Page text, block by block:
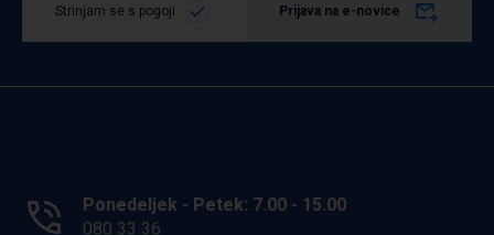
Strinjam se s pogoji Prijava na e-novice
Ponedeljek - Petek: 7.00 - 15.00
080 33 36